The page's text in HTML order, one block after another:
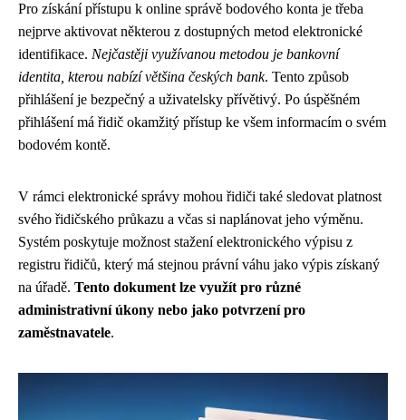
Pro získání přístupu k online správě bodového konta je třeba
nejprve aktivovat některou z dostupných metod elektronické
identifikace. Nejčastěji využívanou metodou je bankovní
identita, kterou nabízí většina českých bank. Tento způsob
přihlášení je bezpečný a uživatelsky přívětivý. Po úspěšném
přihlášení má řidič okamžitý přístup ke všem informacím o svém
bodovém kontě.
V rámci elektronické správy mohou řidiči také sledovat platnost
svého řidičského průkazu a včas si naplánovat jeho výměnu.
Systém poskytuje možnost stažení elektronického výpisu z
registru řidičů, který má stejnou právní váhu jako výpis získaný
na úřadě. Tento dokument lze využít pro různé
administrativní úkony nebo jako potvrzení pro
zaměstnavatele.